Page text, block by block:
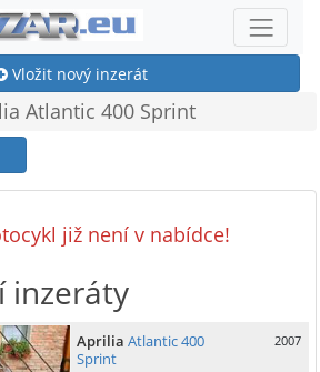
Vložit nový inzerát
Atlantic 400 Sprint
již není v nabídce!
inzeráty
Aprilia Atlantic 400
Sprint
2007